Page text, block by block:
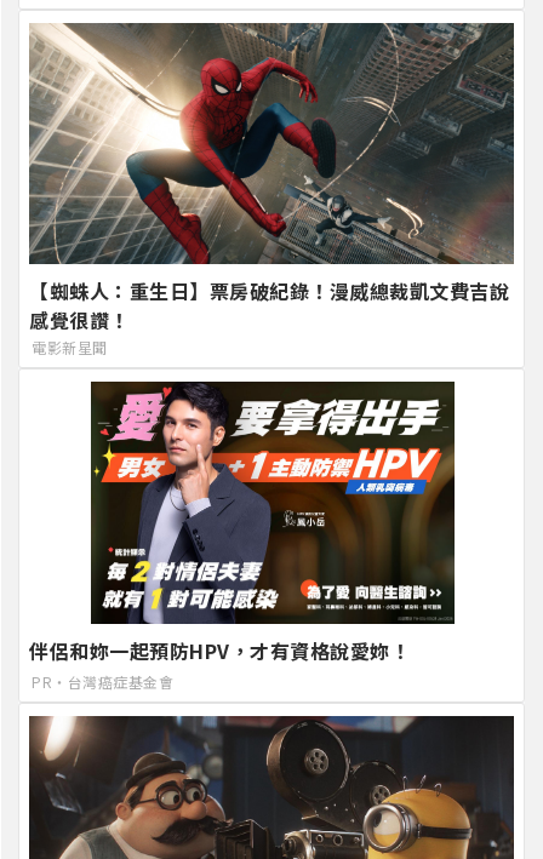
【蜘蛛人：重生日】票房破紀錄！漫威總裁凱文費吉說
感覺很讚！
電影新星聞
伴侶和妳一起預防HPV，才有資格說愛妳！
PR・台灣癌症基金會